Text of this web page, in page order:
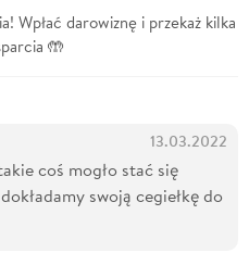
Wpłać darowiznę i przekaż kilka
🤲
13.03.2022
coś mogło stać się
swoją cegiełkę do